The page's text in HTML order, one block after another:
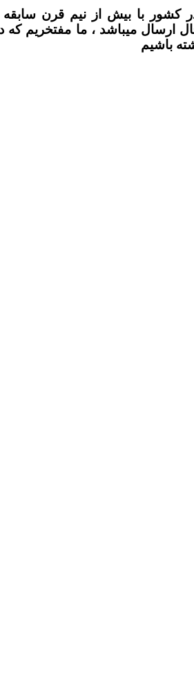
کشور با بیش از نیم قرن سابقه
محصولات ما به بیش از 70 کشور جهان در حال
باشیم